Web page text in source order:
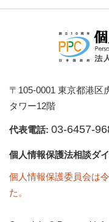
〒105-0001 東京都港
タワー12階
代表電話: 03-6457-
個人情報保護法相談ダ
個人情報保護委員会は
た。